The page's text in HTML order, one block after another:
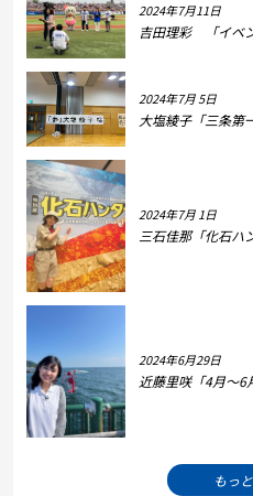
2024年7月11日
吉田理彩 「イベ
2024年7月 5日
大塩綾子「三条第
2024年7月 1日
三石佳那「化石ハ
2024年6月29日
近藤里咲「4月～6
もっ